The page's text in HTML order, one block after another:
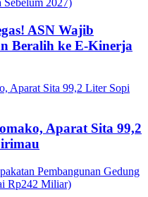
ASN Wajib
Beralih ke E-Kinerja
Aparat Sita 99,2